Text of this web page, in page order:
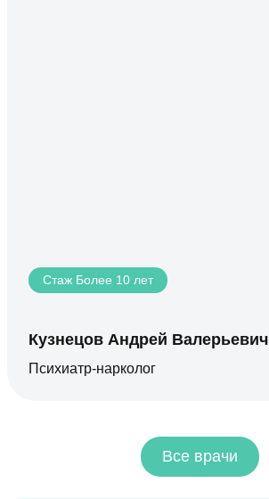
Стаж Более 10 лет
Кузнецов Андрей Валерьевич
Психиатр-нарколог
Все врачи